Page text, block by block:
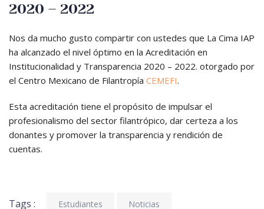
2020 – 2022
Nos da mucho gusto compartir con ustedes que La Cima IAP
ha alcanzado el nivel óptimo en la Acreditación en
Institucionalidad y Transparencia 2020 – 2022. otorgado por
el Centro Mexicano de Filantropía CEMEFI.
Esta acreditación tiene el propósito de impulsar el
profesionalismo del sector filantrópico, dar certeza a los
donantes y promover la transparencia y rendición de
cuentas.
Tags : Estudiantes Noticias